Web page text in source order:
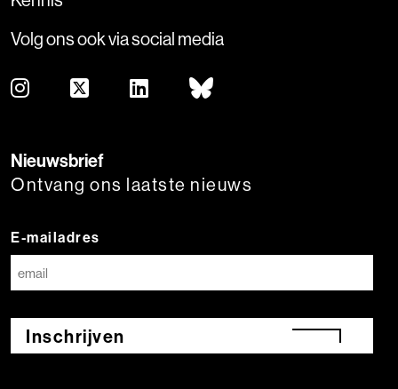
Volg ons ook via social media
Nieuwsbrief
Ontvang ons laatste nieuws
E-mailadres
Inschrijven